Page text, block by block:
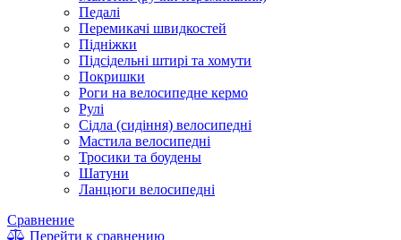
Педалі
Перемикачі швидкостей
Підніжки
Підсідельні штирі та хомути
Покришки
Роги на велосипедне кермо
Рулі
Сідла (сидіння) велосипедні
Мастила велосипедні
Тросики та боудены
Шатуни
Ланцюги велосипедні
Сравнение
Перейти к сравнению